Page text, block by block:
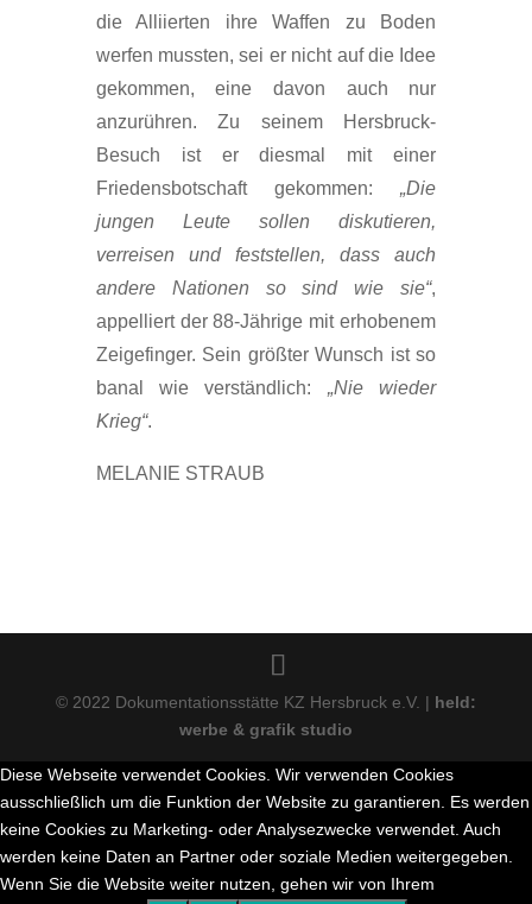
die Alliierten ihre Waffen zu Boden
werfen mussten, sei er nicht auf die Idee
gekommen, eine davon auch nur
anzurühren. Zu seinem Hersbruck-
Besuch ist er diesmal mit einer
Friedensbotschaft gekommen:„Die
jungen Leute sollen diskutieren,
verreisen und feststellen, dass auch
andere Nationen so sind wie sie“,
appelliert der 88-Jährige mit erhobenem
Zeigefinger. Sein größter Wunsch ist so
banal wie verständlich: „Nie wieder
Krieg“.
MELANIE STRAUB
© 2022 Dokumentationsstätte KZ Hersbruck e.V. | held:
werbe & grafik studio
Diese Webseite verwendet Cookies. Wir verwenden Cookies
ausschließlich um die Funktion der Website zu garantieren. Es werden
keine Cookies zu Marketing- oder Analysezwecke verwendet. Auch
werden keine Daten an Partner oder soziale Medien weitergegeben.
Wenn Sie die Website weiter nutzen, gehen wir von Ihrem